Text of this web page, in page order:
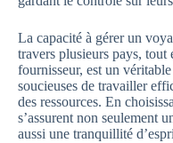
La capacité à gérer un
travers plusieurs pays, tout
fournisseur, est un
soucieuses de travailler
des ressources. En
s’assurent non seulement
aussi une tranquillité